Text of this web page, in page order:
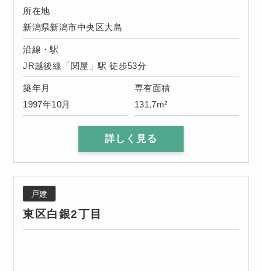
所在地
新潟県新潟市中央区大島
沿線・駅
JR越後線「関屋」駅 徒歩53分
築年月
1997年10月
専有面積
131.7m²
詳しく見る
戸建
東区白銀2丁目